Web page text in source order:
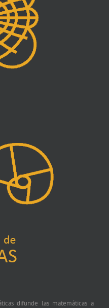
difunde las matemáticas a